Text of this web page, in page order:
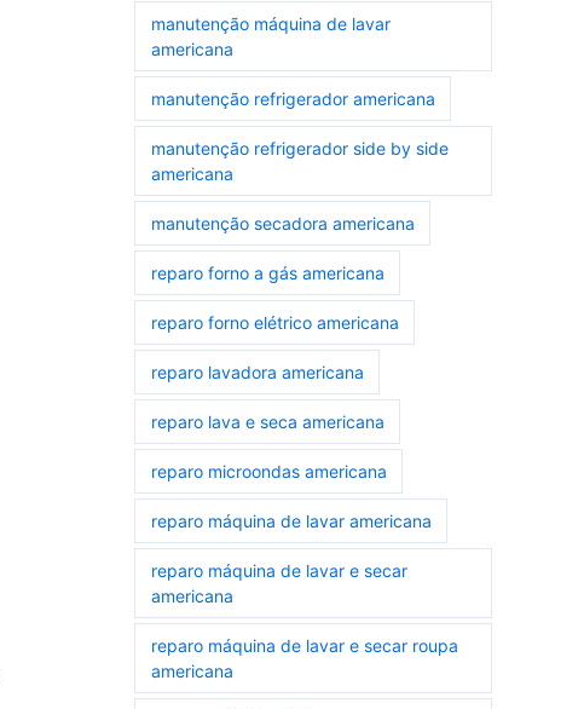
manutenção máquina de lavar
americana
manutenção refrigerador americana
manutenção refrigerador side by side
americana
manutenção secadora americana
reparo forno a gás americana
reparo forno elétrico americana
reparo lavadora americana
reparo lava e seca americana
reparo microondas americana
reparo máquina de lavar americana
reparo máquina de lavar e secar
americana
reparo máquina de lavar e secar roupa
americana